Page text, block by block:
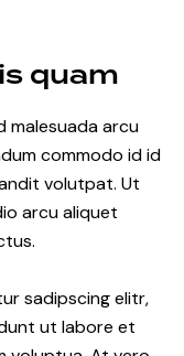
quam
malesuada arcu
commodo id id
volutpat. Ut
arcu aliquet
sadipscing elitr,
ut labore et